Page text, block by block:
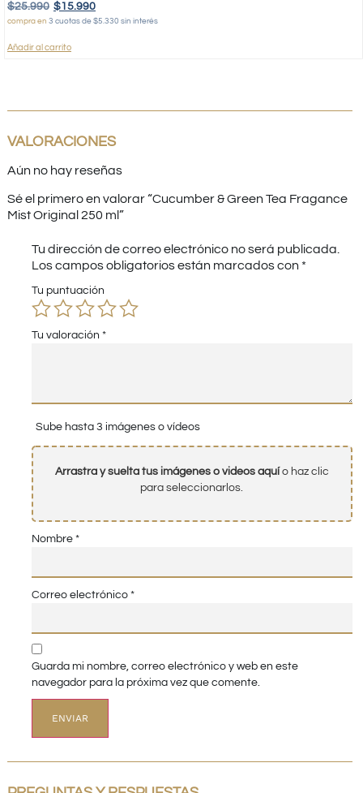
$25.990 $15.990
compra en 3 cuotas de $5.330 sin interés
Añadir al carrito
VALORACIONES
Aún no hay reseñas
Sé el primero en valorar “Cucumber & Green Tea Fragance
Mist Original 250 ml”
Tu dirección de correo electrónico no será publicada.
Los campos obligatorios están marcados con *
Tu puntuación
Tu valoración *
Sube hasta 3 imágenes o vídeos
Arrastra y suelta tus imágenes o videos aquío haz clic
para seleccionarlos.
Nombre *
Correo electrónico *
Guarda mi nombre, correo electrónico y web en este
navegador para la próxima vez que comente.